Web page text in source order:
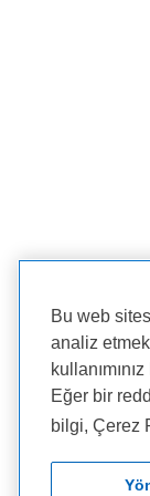
Bu web
analiz
Eğer bir
bilgi, Çerez